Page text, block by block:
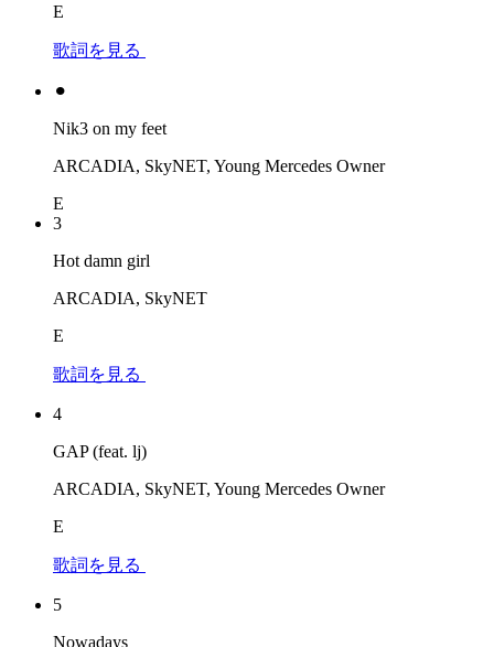
E
歌詞を見る
⚫︎
Nik3 on my feet
ARCADIA, SkyNET, Young Mercedes Owner
E
3
Hot damn girl
ARCADIA, SkyNET
E
歌詞を見る
4
GAP (feat. lj)
ARCADIA, SkyNET, Young Mercedes Owner
E
歌詞を見る
5
Nowadays